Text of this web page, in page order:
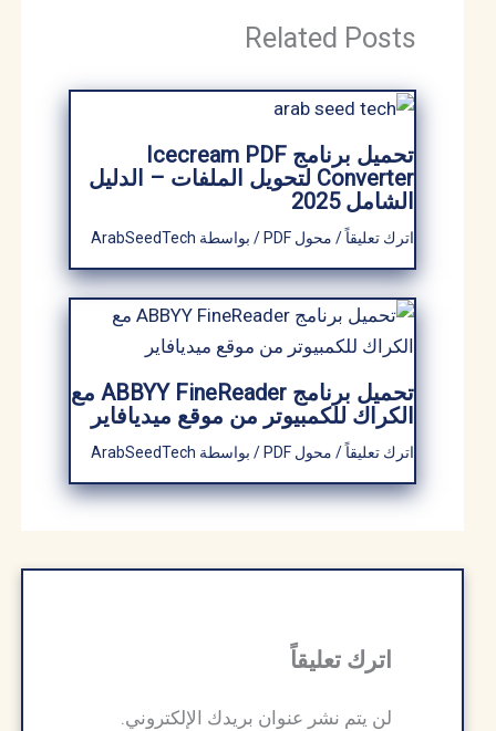
Related Posts
تحميل برنامج Icecream PDF
Converter لتحويل الملفات – الدليل
الشامل 2025
اترك تعليقاً/ محول PDF / بواسطةArabSeedTech
تحميل برنامج ABBYY FineReader مع
الكراك للكمبيوتر من موقع ميديافاير
اترك تعليقاً/ محول PDF / بواسطةArabSeedTech
اترك تعليقاً
لن يتم نشر عنوان بريدك الإلكتروني.